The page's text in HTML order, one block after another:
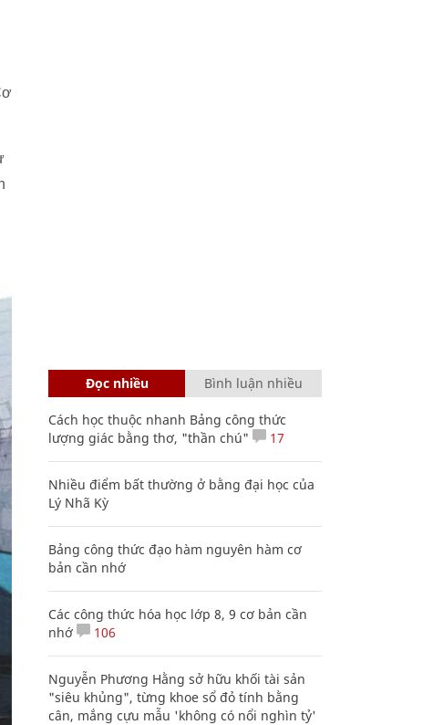
Đọc nhiều Bình luận nhiều
Cách học thuộc nhanh Bảng công thức
lượng giác bằng thơ, "thần chú"
17
Nhiều điểm bất thường ở bằng đại học của
Lý Nhã Kỳ
Bảng công thức đạo hàm nguyên hàm cơ
bản cần nhớ
Các công thức hóa học lớp 8, 9 cơ bản cần
nhớ
106
Nguyễn Phương Hằng sở hữu khối tài sản
"siêu khủng", từng khoe sổ đỏ tính bằng
cân, mắng cựu mẫu 'không có nổi nghìn tỷ'